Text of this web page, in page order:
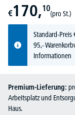
€170,10
(pro St.)
Standard-Preis
95,-
Informationen
Premium-Lieferung:
Arbeitsplatz und
Haus.